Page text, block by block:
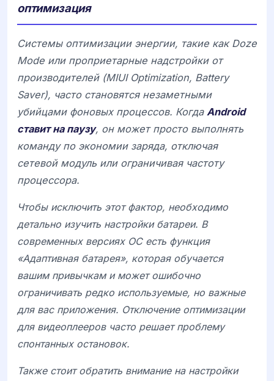
оптимизация
Системы оптимизации энергии, такие как Doze
Mode или проприетарные надстройки от
производителей (MIUI Optimization, Battery
Saver), часто становятся незаметными
убийцами фоновых процессов. Когда Android
ставит на паузу, он может просто выполнять
команду по экономии заряда, отключая
сетевой модуль или ограничивая частоту
процессора.
Чтобы исключить этот фактор, необходимо
детально изучить настройки батареи. В
современных версиях ОС есть функция
«Адаптивная батарея», которая обучается
вашим привычкам и может ошибочно
ограничивать редко используемые, но важные
для вас приложения. Отключение оптимизации
для видеоплееров часто решает проблему
спонтанных остановок.
Также стоит обратить внимание на настройки